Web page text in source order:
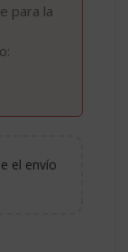
para la
el envío